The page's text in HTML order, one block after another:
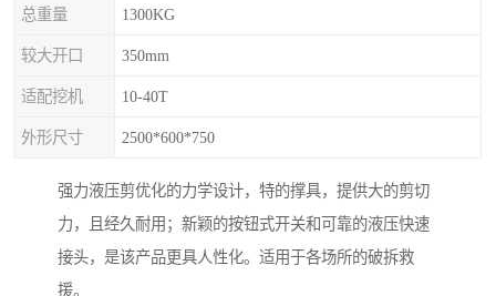
总重量 1300KG
较大开口 350mm
适配挖机 10-40T
外形尺寸 2500*600*750
强力液压剪优化的力学设计，特的撑具，提供大的剪切
力，且经久耐用；新颖的按钮式开关和可靠的液压快速
接头，是该产品更具人性化。适用于各场所的破拆救
援。